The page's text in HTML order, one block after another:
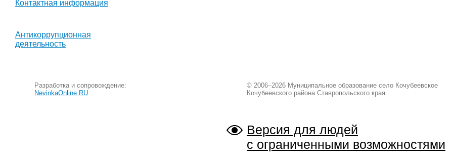
Контактная информация
Антикоррупционная
деятельность
Разработка и сопровождение:
NevinkaOnline.RU
© 2006–2026 Муниципальное образование село Кочубеевское
Кочубеевского района Ставропольского края
Версия для людей
с ограниченными возможностями